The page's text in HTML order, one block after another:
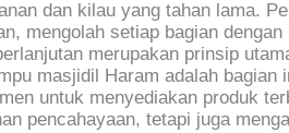
dan kilau yang tahan lama.
mengolah setiap bagian
merupakan prinsip
masjidil Haram adalah bagian
untuk menyediakan produk
pencahayaan, tetapi juga